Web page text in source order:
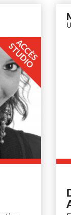
A
C
C
È
S
S
T
U
D
I
O